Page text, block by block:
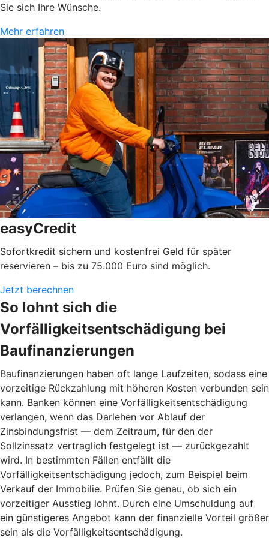
Sie sich Ihre Wünsche.
Mehr erfahren
easyCredit
Sofortkredit sichern und kostenfrei Geld für später
reservieren – bis zu 75.000 Euro sind möglich.
Jetzt berechnen
So lohnt sich die
Vorfälligkeitsentschädigung bei
Baufinanzierungen
Baufinanzierungen haben oft lange Laufzeiten, sodass eine
vorzeitige Rückzahlung mit höheren Kosten verbunden sein
kann. Banken können eine Vorfälligkeitsentschädigung
verlangen, wenn das Darlehen vor Ablauf der
Zinsbindungsfrist — dem Zeitraum, für den der
Sollzinssatz vertraglich festgelegt ist — zurückgezahlt
wird. In bestimmten Fällen entfällt die
Vorfälligkeitsentschädigung jedoch, zum Beispiel beim
Verkauf der Immobilie. Prüfen Sie genau, ob sich ein
vorzeitiger Ausstieg lohnt. Durch eine Umschuldung auf
ein günstigeres Angebot kann der finanzielle Vorteil größer
sein als die Vorfälligkeitsentschädigung.